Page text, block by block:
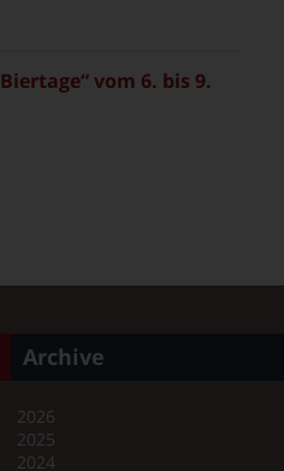
vom 6. bis 9.
Archive
2026
2025
2024